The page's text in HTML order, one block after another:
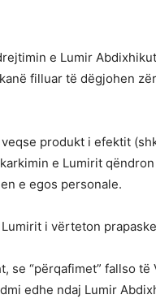
e Lumir
filluar të dëgjohen
produkt i efektit
e Lumirit
e egos personale.
i vërteton
“përqafimet” fallso të
edhe ndaj Lumir